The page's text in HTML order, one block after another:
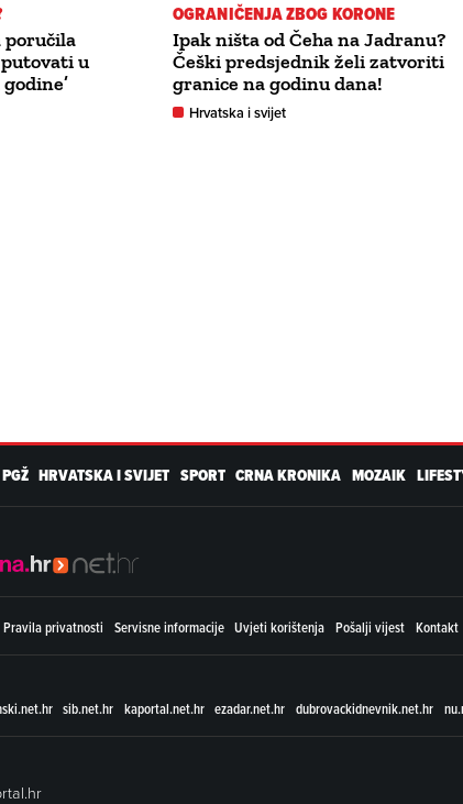
poručila
putovati u
OGRANIČENJA ZBOG KORONE
Ipak ništa od Čeha na Jadranu?
Češki predsjednik želi zatvoriti
granice na godinu dana!
Hrvatska i svijet
HRVATSKA I SVIJET SPORT CRNA KRONIKA MOZAIK
Pravila privatnosti Servisne informacije Uvjeti korištenja Pošalji vijest Kontakt
sib.net.hr kaportal.net.hr ezadar.net.hr dubrovackidnevnik.net.hr